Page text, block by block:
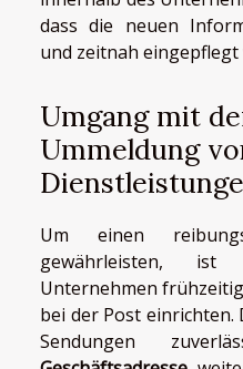
dass die neuen
und zeitnah eingepflegt
Umgang mit
Ummeldung
Um einen
gewährleisten,
Unternehmen
bei der Post einrichten.
Sendungen